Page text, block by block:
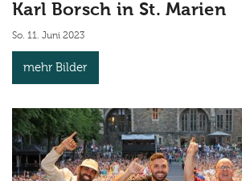
Karl Borsch in St. Marien
So. 11. Juni 2023
mehr Bilder